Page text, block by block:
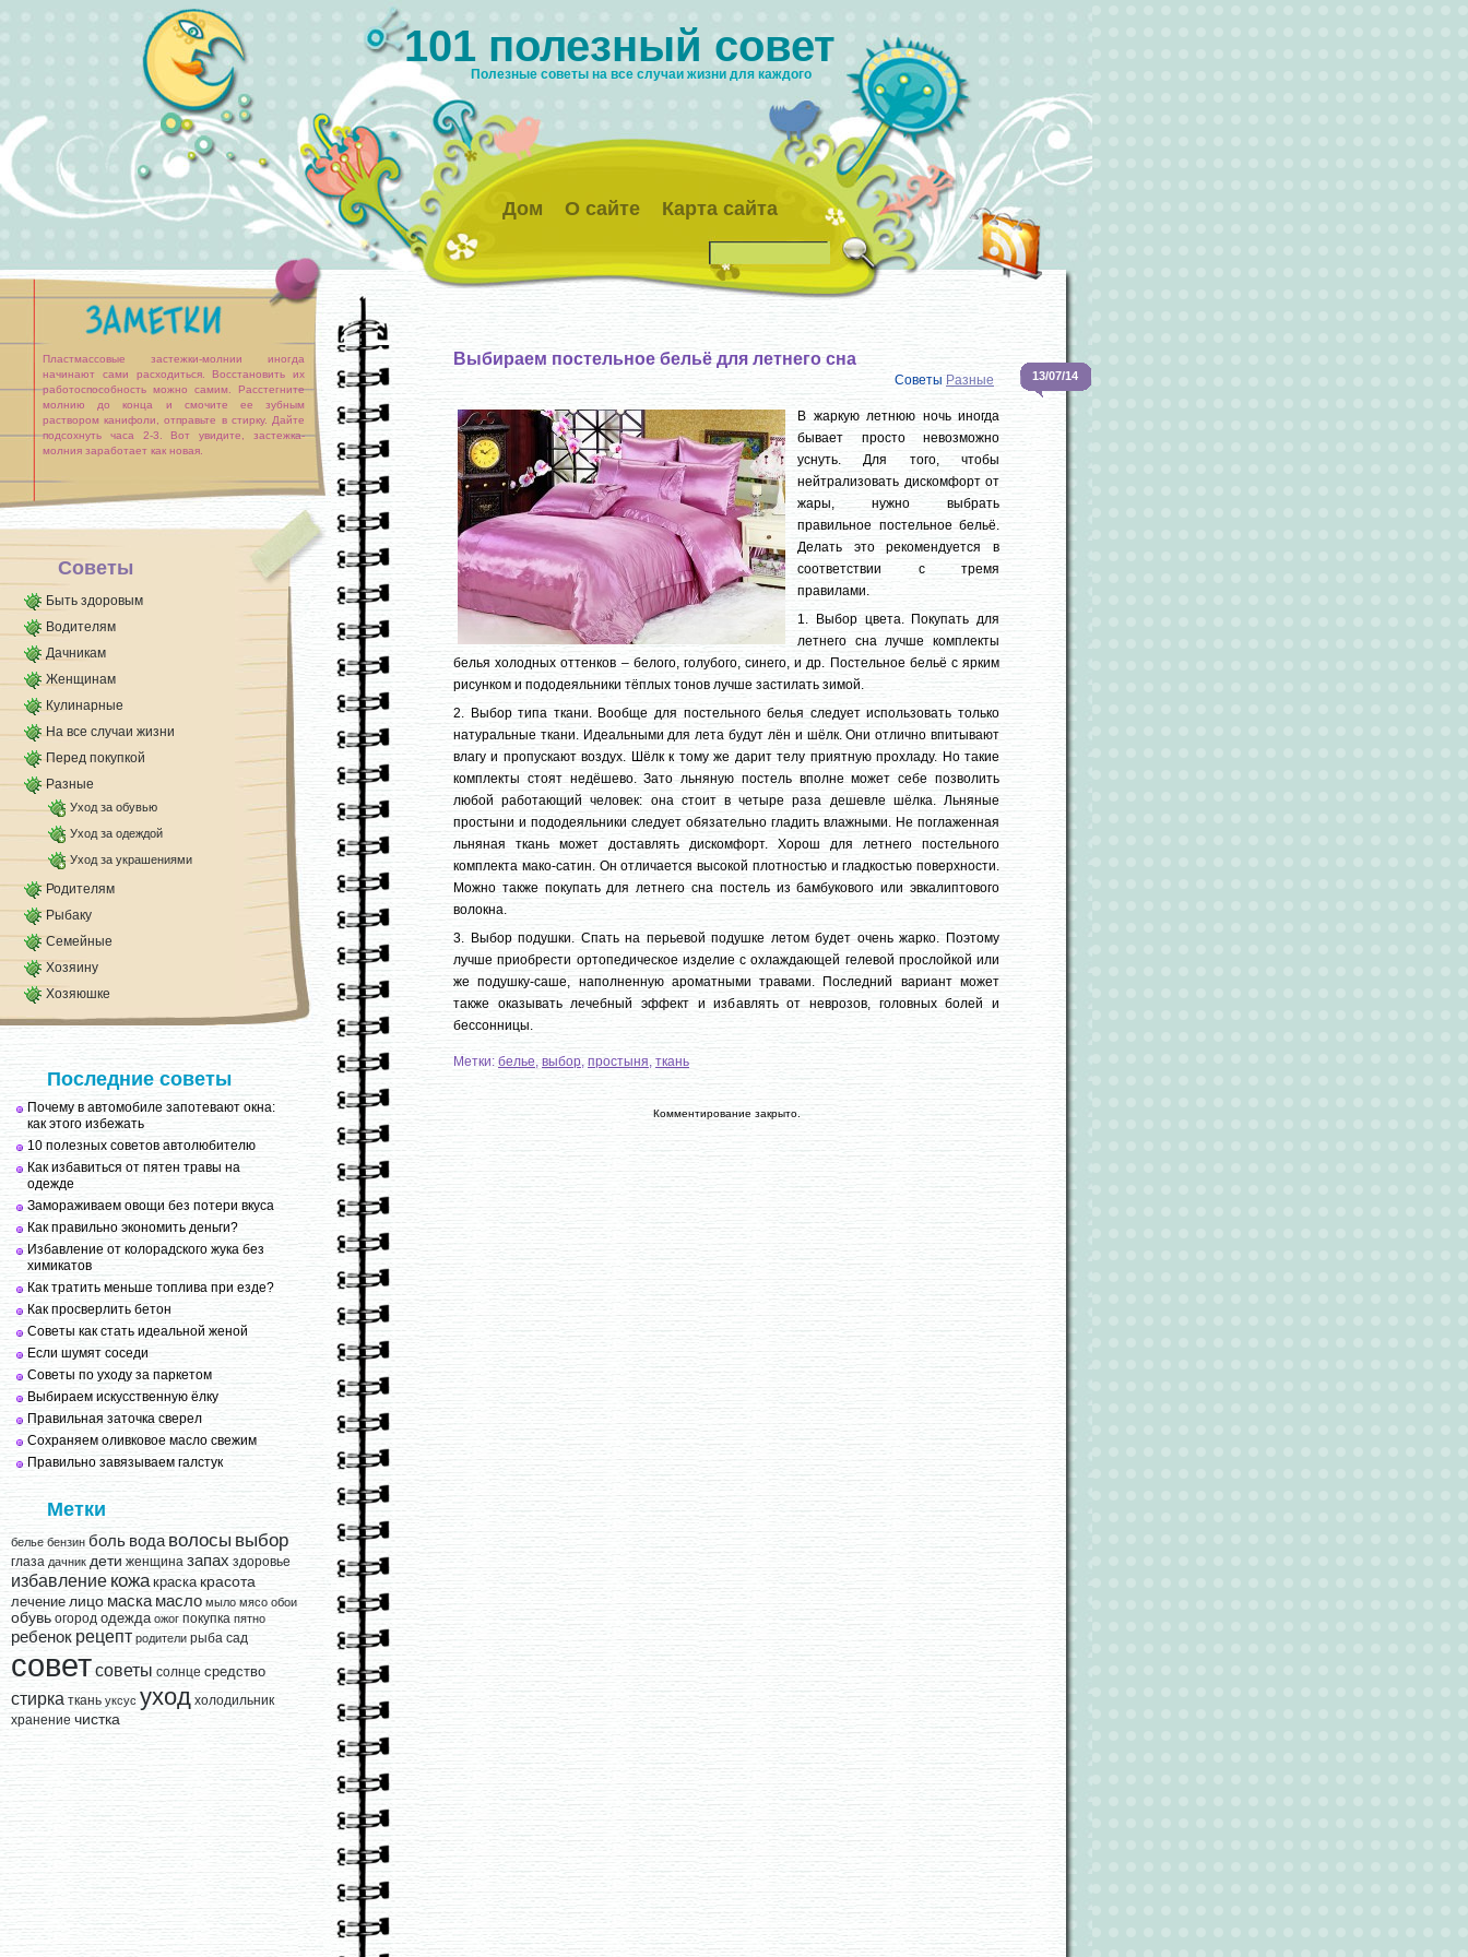
101 полезный совет
Полезные советы на все случаи жизни для каждого
Дом О сайте Карта сайта
Пластмассовые застежки-молнии иногда
начинают сами расходиться. Восстановить их
работоспособность можно самим. Расстегните
молнию до конца и смочите ее зубным
раствором канифоли, отправьте в стирку. Дайте
подсохнуть часа 2-3. Вот увидите, застежка-
молния заработает как новая.
Советы
Быть здоровым
Водителям
Дачникам
Женщинам
Кулинарные
На все случаи жизни
Перед покупкой
Разные
Уход за обувью
Уход за одеждой
Уход за украшениями
Родителям
Рыбаку
Семейные
Хозяину
Хозяюшке
Последние советы
Почему в автомобиле запотевают окна:
как этого избежать
10 полезных советов автолюбителю
Как избавиться от пятен травы на
одежде
Замораживаем овощи без потери вкуса
Как правильно экономить деньги?
Избавление от колорадского жука без
химикатов
Как тратить меньше топлива при езде?
Как просверлить бетон
Советы как стать идеальной женой
Если шумят соседи
Советы по уходу за паркетом
Выбираем искусственную ёлку
Правильная заточка сверел
Сохраняем оливковое масло свежим
Правильно завязываем галстук
Метки
белье бензин боль вода волосы выбор
глаза дачник дети женщина запах здоровье
избавление кожа краска красота
лечение лицо маска масло мыло мясо обои
обувь огород одежда ожог покупка пятно
ребенок рецепт родители рыба сад
советсоветы солнце средство
стирка ткань уксус уход холодильник
хранение чистка
Выбираем постельное бельё для летнего сна
Советы Разные 13/07/14
В жаркую летнюю ночь иногда
бывает просто невозможно
уснуть. Для того, чтобы
нейтрализовать дискомфорт от
жары, нужно выбрать
правильное постельное бельё.
Делать это рекомендуется в
соответствии с тремя
правилами.
1. Выбор цвета. Покупать для
летнего сна лучше комплекты
белья холодных оттенков – белого, голубого, синего, и др. Постельное бельё с ярким
рисунком и пододеяльники тёплых тонов лучше застилать зимой.
2. Выбор типа ткани. Вообще для постельного белья следует использовать только
натуральные ткани. Идеальными для лета будут лён и шёлк. Они отлично впитывают
влагу и пропускают воздух. Шёлк к тому же дарит телу приятную прохладу. Но такие
комплекты стоят недёшево. Зато льняную постель вполне может себе позволить
любой работающий человек: она стоит в четыре раза дешевле шёлка. Льняные
простыни и пододеяльники следует обязательно гладить влажными. Не поглаженная
льняная ткань может доставлять дискомфорт. Хорош для летнего постельного
комплекта мако-сатин. Он отличается высокой плотностью и гладкостью поверхности.
Можно также покупать для летнего сна постель из бамбукового или эвкалиптового
волокна.
3. Выбор подушки. Спать на перьевой подушке летом будет очень жарко. Поэтому
лучше приобрести ортопедическое изделие с охлаждающей гелевой прослойкой или
же подушку-саше, наполненную ароматными травами. Последний вариант может
также оказывать лечебный эффект и избавлять от неврозов, головных болей и
бессонницы.
Метки: белье, выбор, простыня, ткань
Комментирование закрыто.